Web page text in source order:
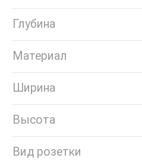
Глубина
Материал
Ширина
Высота
Вид розетки